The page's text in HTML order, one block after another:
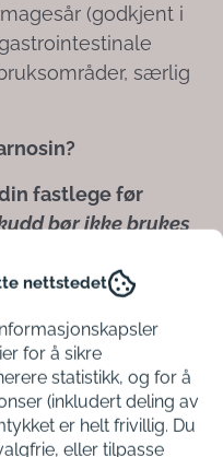
(godkjent i
særlig
fastlege før
bør ikke brukes
98%. Karnosin
0,3 g. Gratis
0,4 g sink-
innsiden av
nettstedet
for å sikre
statistikk, og for å
(inkludert deling av
er helt frivillig. Du
eller tilpasse